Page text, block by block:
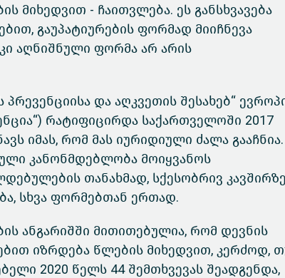
მიხედვით - ჩაითვლება. ეს განსხვავება
გაუპატიურების ფორმად მიიჩნევა
აღნიშნული ფორმა არ არის
და აღკვეთის შესახებ“
რატიფიცირდა საქართველოში 2017
იმას, რომ მას იურიდიული ძალა გააჩნია.
კანონმდებლობა მოიყვანოს
თანახმად, სქესობრივ კავშირზე
სხვა ფორმებთან ერთად.
ანგარიშში მითითებულია, რომ დევნის
იზრდება წლების მიხედვით, კერძოდ,
2020 წელს 44 შემთხვევას შეადგენდა,